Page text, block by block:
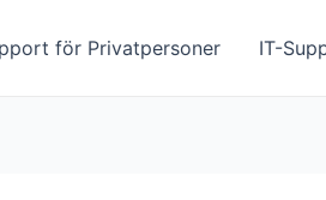
för Privatpersoner IT-